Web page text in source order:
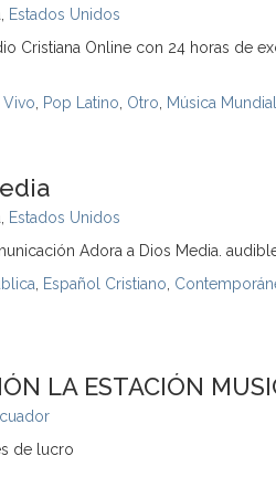
Estados Unidos
Cristiana Online con 24 horas de
Vivo Pop Latino Otro Música Mundial
Estados Unidos
Adora a Dios Media.
Español Cristiano
LA ESTACIÓN
de lucro